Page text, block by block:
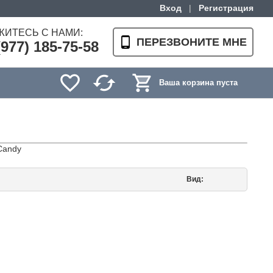
Вход | Регистрация
С НАМИ:
185-75-58 ПЕРЕЗВОНИТЕ МНЕ
Ваша корзина пуста
Вид: